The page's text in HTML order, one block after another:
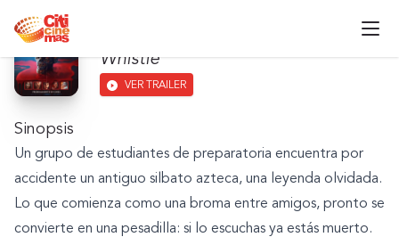
Whistle
VER TRAILER
Sinopsis
Un grupo de estudiantes de preparatoria encuentra por
accidente un antiguo silbato azteca, una leyenda olvidada.
Lo que comienza como una broma entre amigos, pronto se
convierte en una pesadilla: si lo escuchas ya estás muerto.